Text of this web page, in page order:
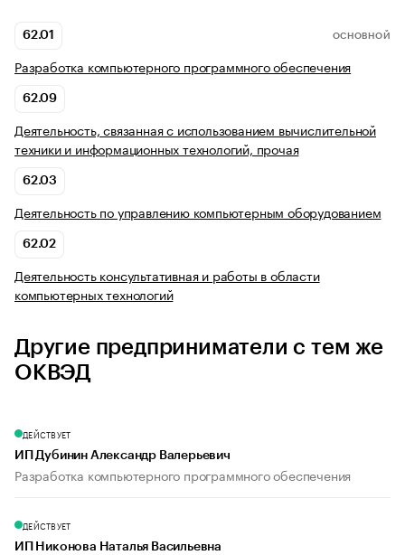
62.01 ОСНОВНОЙ
Разработка компьютерного программного обеспечения
62.09
Деятельность, связанная с использованием вычислительной
техники и информационных технологий, прочая
62.03
Деятельность по управлению компьютерным оборудованием
62.02
Деятельность консультативная и работы в области
компьютерных технологий
Другие предприниматели с тем же
ОКВЭД
ДЕЙСТВУЕТ
ИП Дубинин Александр Валерьевич
Разработка компьютерного программного обеспечения
ДЕЙСТВУЕТ
ИП Никонова Наталья Васильевна